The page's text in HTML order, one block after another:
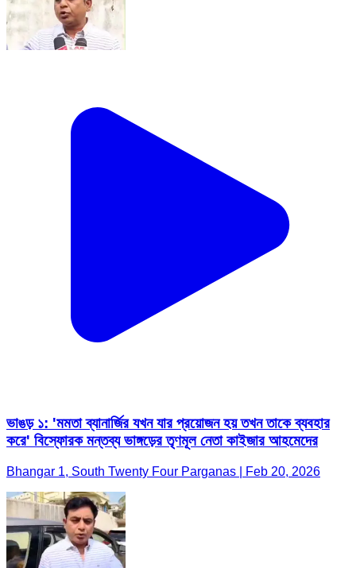
ভাঙড় ১: 'মমতা ব্যানার্জির যখন যার প্রয়োজন হয় তখন তাকে ব্যবহার
করে' বিস্ফোরক মন্তব্য ভাঙ্গড়ের তৃণমূল নেতা কাইজার আহমেদের
Bhangar 1, South Twenty Four Parganas | Feb 20, 2026